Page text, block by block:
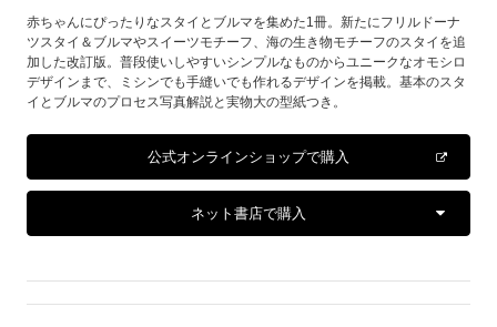
赤ちゃんにぴったりなスタイとブルマを集めた1冊。新たにフリルドーナ
ツスタイ＆ブルマやスイーツモチーフ、海の生き物モチーフのスタイを追
加した改訂版。普段使いしやすいシンプルなものからユニークなオモシロ
デザインまで、ミシンでも手縫いでも作れるデザインを掲載。基本のスタ
イとブルマのプロセス写真解説と実物大の型紙つき。
公式オンラインショップで購入
ネット書店で購入